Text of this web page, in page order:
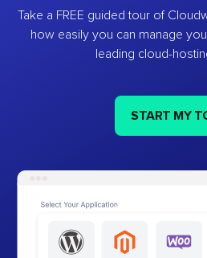
Take a FREE guided tour of
how easily you can manage
leading cloud-
START MY